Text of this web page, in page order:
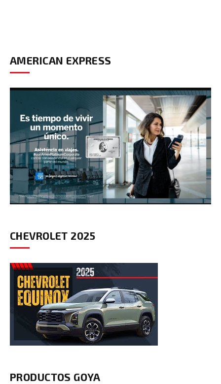
AMERICAN EXPRESS
CHEVROLET 2025
PRODUCTOS GOYA